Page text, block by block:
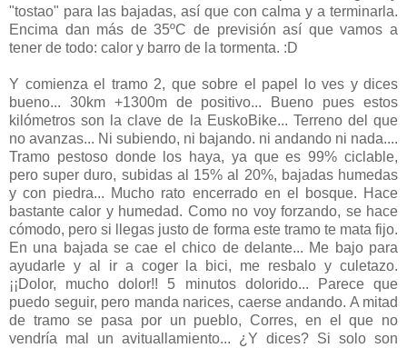
"tostao" para las bajadas, así que con calma y a terminarla.
Encima dan más de 35ºC de previsión así que vamos a
tener de todo: calor y barro de la tormenta. :D
Y comienza el tramo 2, que sobre el papel lo ves y dices
bueno... 30km +1300m de positivo... Bueno pues estos
kilómetros son la clave de la EuskoBike... Terreno del que
no avanzas... Ni subiendo, ni bajando. ni andando ni nada....
Tramo pestoso donde los haya, ya que es 99% ciclable,
pero super duro, subidas al 15% al 20%, bajadas humedas
y con piedra... Mucho rato encerrado en el bosque. Hace
bastante calor y humedad. Como no voy forzando, se hace
cómodo, pero si llegas justo de forma este tramo te mata fijo.
En una bajada se cae el chico de delante... Me bajo para
ayudarle y al ir a coger la bici, me resbalo y culetazo.
¡¡Dolor, mucho dolor!! 5 minutos dolorido... Parece que
puedo seguir, pero manda narices, caerse andando. A mitad
de tramo se pasa por un pueblo, Corres, en el que no
vendría mal un avituallamiento... ¿Y dices? Si solo son